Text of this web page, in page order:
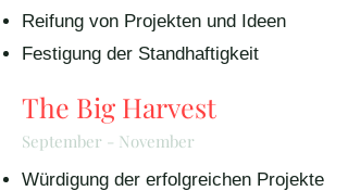
Reifung von Projekten und Ideen
Festigung der Standhaftigkeit
The Big Harvest
September - November
Würdigung der erfolgreichen Projekte